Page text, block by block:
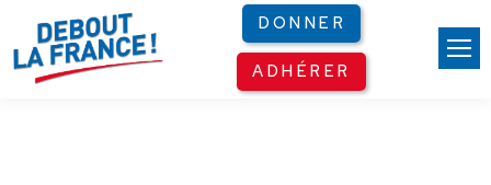
DONNER
ADHÉRER
Panneau de gestion des cookies